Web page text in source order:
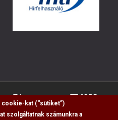
Impresszum GDPR
kat (“sütiket”)
szolgáltatnak számunkra a